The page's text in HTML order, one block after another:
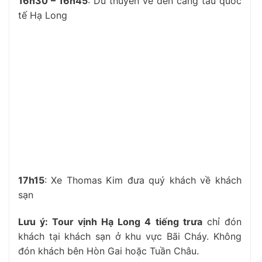
tế Hạ Long
17h15: Xe Thomas Kim đưa quý khách về khách
sạn
Lưu ý: Tour vịnh Hạ Long 4 tiếng trưachỉ đón
khách tại khách sạn ở khu vực Bãi Cháy. Không
đón khách bên Hòn Gai hoặc Tuần Châu.